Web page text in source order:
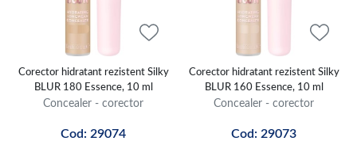
Corector hidratant rezistent Silky
BLUR 180 Essence, 10 ml
Concealer - corector
Cod: 29074
Corector hidratant rezistent Silky
BLUR 160 Essence, 10 ml
Concealer - corector
Cod: 29073